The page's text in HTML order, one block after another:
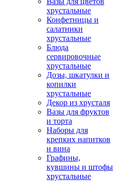
хрустальные
Конфетницы и
салатники
хрустальные
Блюда
сервировочные
хрустальные
Дозы, шкатулки и
копилки
хрустальные
Декор из хрусталя
Вазы для фруктов
и торта
Наборы для
крепких напитков
и вина
Графины,
кувшины и штофы
хрустальные